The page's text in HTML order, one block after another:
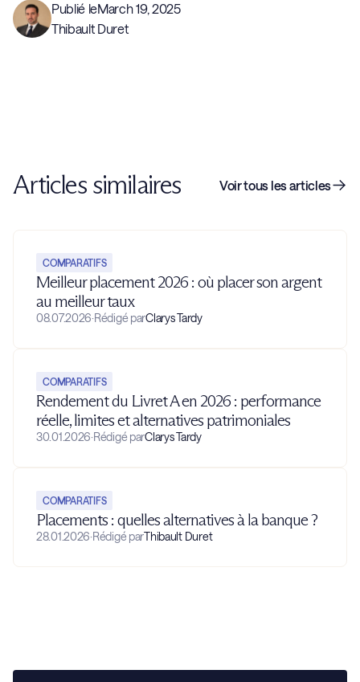
Publié leMarch 19, 2025
Thibault Duret
Articles similaires Voir tous les articles
COMPARATIFS
Meilleur placement 2026 : où placer son argent
au meilleur taux
08.07.2026·Rédigé parClarys Tardy
COMPARATIFS
Rendement du Livret A en 2026 : performance
réelle, limites et alternatives patrimoniales
30.01.2026·Rédigé parClarys Tardy
COMPARATIFS
Placements : quelles alternatives à la banque ?
28.01.2026·Rédigé parThibault Duret